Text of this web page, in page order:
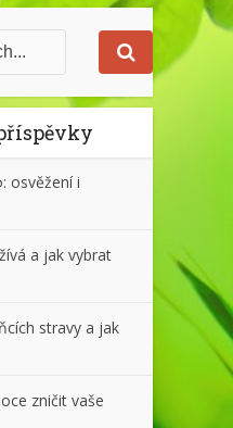
osvěžení i
a jak vybrat
stravy a jak
zničit vaše